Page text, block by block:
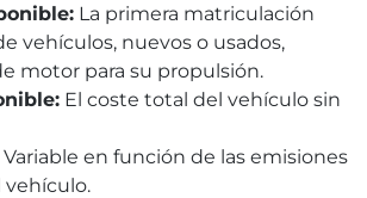
La primera matriculación
vehículos, nuevos o usados,
motor para su propulsión.
El coste total del vehículo sin
Variable en función de las emisiones
vehículo.